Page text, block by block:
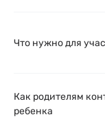
Что нужно для
Как родителям
ребенка